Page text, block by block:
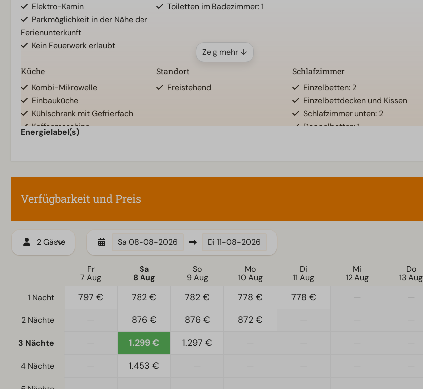
Elektro-Kamin
Parkmöglichkeit in der Nähe der
Ferienunterkunft
Kein Feuerwerk erlaubt
Toiletten im Badezimmer: 1
Küche
Kombi-Mikrowelle
Einbauküche
Kühlschrank mit Gefrierfach
Kaffeemaschine
Geschirrspüler
Standort
Freistehend
Schlafzimmer
Einzelbetten: 2
Einzelbettdecken und Kissen
Schlafzimmer unten: 2
Doppelbetten: 1
Zugänglichkeit
Treppenstufen zur Unterkunft
Wohnzimmer
Zeig mehr ↓
Energielabel(s)
Verfügbarkeit und Preis
2 Gäste Sa 08-08-2026 Di 11-08-2026
Fr
7 Aug
Sa
8 Aug
So
9 Aug
Mo
10 Aug
Di
11 Aug
Mi
12 Aug
Do
13 Aug
1 Nacht
797 € 782 € 782 € 778 € 778 €
2 Nächte 876 € 876 € 872 €
3 Nächte 1.299 € 1.297 €
4 Nächte 1.453 €